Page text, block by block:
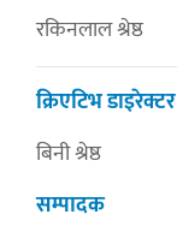
रकिनलाल श्रेष्ठ
क्रिएटिभ डाइरेक्टर
बिनी श्रेष्ठ
सम्पादक